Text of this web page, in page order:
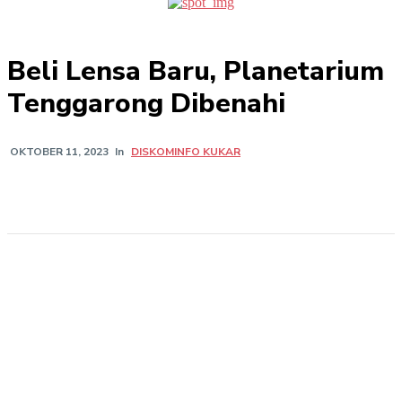
Beli Lensa Baru, Planetarium
Tenggarong Dibenahi
OKTOBER 11, 2023 In DISKOMINFO KUKAR